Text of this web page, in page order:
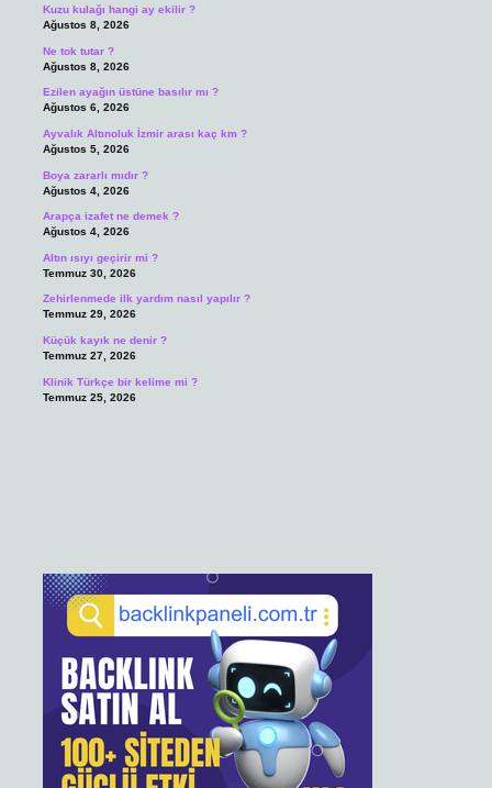
Kuzu kulağı hangi ay ekilir ?
Ağustos 8, 2026
Ne tok tutar ?
Ağustos 8, 2026
Ezilen ayağın üstüne basılır mı ?
Ağustos 6, 2026
Ayvalık Altınoluk İzmir arası kaç km ?
Ağustos 5, 2026
Boya zararlı mıdır ?
Ağustos 4, 2026
Arapça izafet ne demek ?
Ağustos 4, 2026
Altın ısıyı geçirir mi ?
Temmuz 30, 2026
Zehirlenmede ilk yardım nasıl yapılır ?
Temmuz 29, 2026
Küçük kayık ne denir ?
Temmuz 27, 2026
Klinik Türkçe bir kelime mi ?
Temmuz 25, 2026